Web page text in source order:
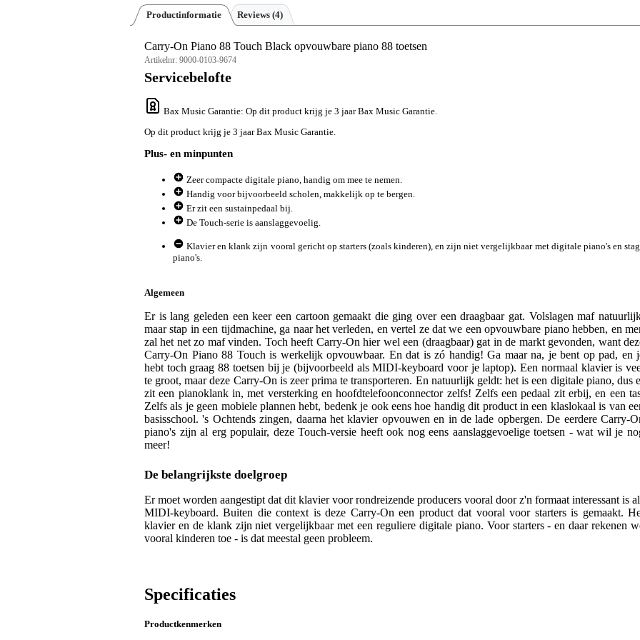
Productinformatie Reviews (4)
Carry-On Piano 88 Touch Black opvouwbare piano 88 toetsen
Artikelnr: 9000-0103-9674
Servicebelofte
Bax Music Garantie: Op dit product krijg je 3 jaar Bax Music Garantie.
Op dit product krijg je 3 jaar Bax Music Garantie.
Plus- en minpunten
Zeer compacte digitale piano, handig om mee te nemen.
Handig voor bijvoorbeeld scholen, makkelijk op te bergen.
Er zit een sustainpedaal bij.
De Touch-serie is aanslaggevoelig.
Klavier en klank zijn vooral gericht op starters (zoals kinderen), en zijn niet vergelijkbaar met digitale piano's en
piano's.
Algemeen
Er is lang geleden een keer een cartoon gemaakt die ging over een draagbaar gat. Volslagen maf
maar stap in een tijdmachine, ga naar het verleden, en vertel ze dat we een opvouwbare piano hebben, en
zal het net zo maf vinden. Toch heeft Carry-On hier wel een (draagbaar) gat in de markt gevonden, want
Carry-On Piano 88 Touch is werkelijk opvouwbaar. En dat is zó handig! Ga maar na, je bent op pad, en
hebt toch graag 88 toetsen bij je (bijvoorbeeld als MIDI-keyboard voor je laptop). Een normaal klavier is
te groot, maar deze Carry-On is zeer prima te transporteren. En natuurlijk geldt: het is een digitale piano, dus
zit een pianoklank in, met versterking en hoofdtelefoonconnector zelfs! Zelfs een pedaal zit erbij, en een
Zelfs als je geen mobiele plannen hebt, bedenk je ook eens hoe handig dit product in een klaslokaal is van
basisschool. 's Ochtends zingen, daarna het klavier opvouwen en in de lade opbergen. De eerdere Carry-
piano's zijn al erg populair, deze Touch-versie heeft ook nog eens aanslaggevoelige toetsen - wat wil je
meer!
De belangrijkste doelgroep
Er moet worden aangestipt dat dit klavier voor rondreizende producers vooral door z'n formaat interessant is
MIDI-keyboard. Buiten die context is deze Carry-On een product dat vooral voor starters is gemaakt.
klavier en de klank zijn niet vergelijkbaar met een reguliere digitale piano. Voor starters - en daar rekenen
vooral kinderen toe - is dat meestal geen probleem.
Specificaties
Productkenmerken